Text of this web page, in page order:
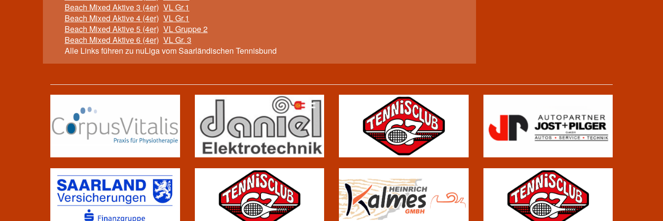
Beach Mixed Aktive 3 (4er) VL Gr.1
Beach Mixed Aktive 4 (4er) VL Gr.1
Beach Mixed Aktive 5 (4er) VL Gruppe 2
Beach Mixed Aktive 6 (4er) VL Gr. 3
Alle Links führen zu nuLiga vom Saarländischen Tennisbund